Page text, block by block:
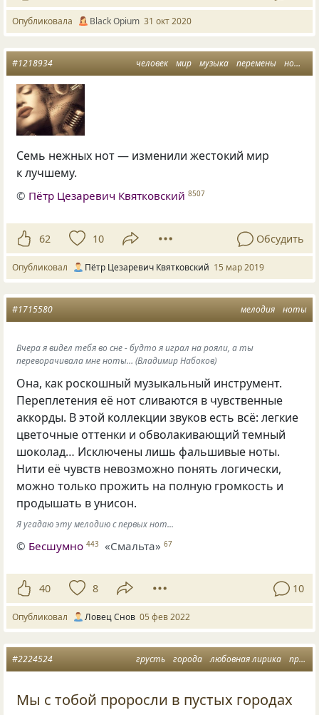
Опубликовала Вlack Оpium 31 окт 2020
человек мир музыка перемены ноты
#1218934
Семь нежных нот — изменили жестокий мир
к лучшему.
© Пётр Цезаревич Квятковский 8507
62 10 Обсудить
Опубликовал Пётр Цезаревич Квятковский 15 мар 2019
мелодия ноты
#1715580
Вчера я видел тебя во сне - будто я играл на рояли, а ты
переворачивала мне ноты… (Владимир Набоков)
Она, как роскошный музыкальный инструмент.
Переплетения её нот сливаются в чувственные
аккорды. В этой коллекции звуков есть всё: легкие
цветочные оттенки и обволакивающий темный
шоколад… Исключены лишь фальшивые ноты.
Нити её чувств невозможно понять логически,
можно только прожить на полную громкость и
продышать в унисон.
Я угадаю эту мелодию с первых нот...
© Бесшумно 443 «Смальта» 67
40 8 10
Опубликовал Ловец Снов 05 фев 2022
грусть города любовная лирика провода
#2224524
Мы с тобой проросли в пустых городах